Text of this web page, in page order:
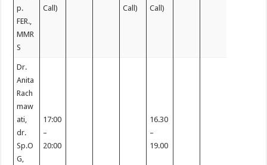
p.
FER.,
MMR
S
Call)
Call)
Call)
Dr.
Anita
Rach
maw
ati,
dr.
Sp.O
G,
17:00
–
20:00
16.30
–
19.00